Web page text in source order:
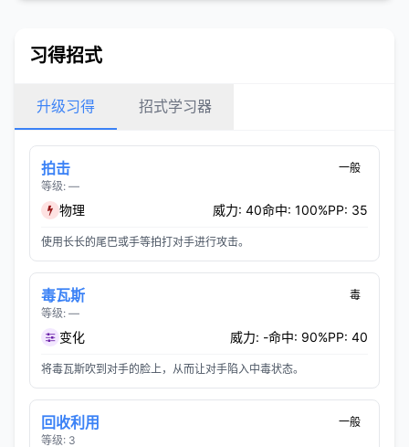
习得招式
升级习得 招式学习器
拍击
等级: —
一般
物理 威力: 40命中: 100%PP: 35
使用长长的尾巴或手等拍打对手进行攻击。
毒瓦斯
等级: —
毒
变化 威力: -命中: 90%PP: 40
将毒瓦斯吹到对手的脸上，从而让对手陷入中毒状态。
回收利用
等级: 3
一般